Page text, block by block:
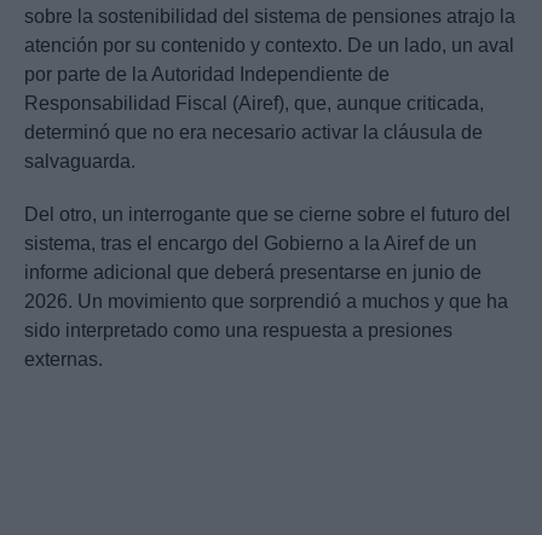
sobre la sostenibilidad del sistema de pensiones atrajo la
atención por su contenido y contexto. De un lado, un aval
por parte de la Autoridad Independiente de
Responsabilidad Fiscal (Airef), que, aunque criticada,
determinó que no era necesario activar la cláusula de
salvaguarda.
Del otro, un interrogante que se cierne sobre el futuro del
sistema, tras el encargo del Gobierno a la Airef de un
informe adicional que deberá presentarse en junio de
2026. Un movimiento que sorprendió a muchos y que ha
sido interpretado como una respuesta a presiones
externas.